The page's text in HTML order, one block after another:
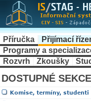
Příručka Přijímací
Programy a
Rozvrh
Zkoušky
DOSTUPNÉ SEKCE
Komise, termíny, studenti